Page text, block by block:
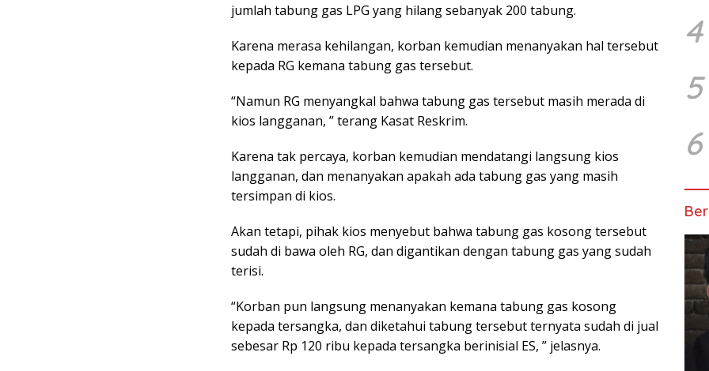
jumlah tabung gas LPG yang hilang sebanyak 200 tabung.
Karena merasa kehilangan, korban kemudian menanyakan hal tersebut
kepada RG kemana tabung gas tersebut.
“Namun RG menyangkal bahwa tabung gas tersebut masih merada di
kios langganan, ” terang Kasat Reskrim.
Karena tak percaya, korban kemudian mendatangi langsung kios
langganan, dan menanyakan apakah ada tabung gas yang masih
tersimpan di kios.
Akan tetapi, pihak kios menyebut bahwa tabung gas kosong tersebut
sudah di bawa oleh RG, dan digantikan dengan tabung gas yang sudah
terisi.
“Korban pun langsung menanyakan kemana tabung gas kosong
kepada tersangka, dan diketahui tabung tersebut ternyata sudah di jual
sebesar Rp 120 ribu kepada tersangka berinisial ES, ” jelasnya.
4
5
6